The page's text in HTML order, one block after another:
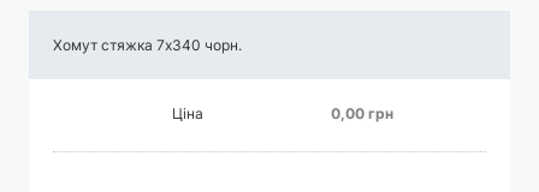
Хомут стяжка 7х340 чорн.
Ціна 0,00 грн